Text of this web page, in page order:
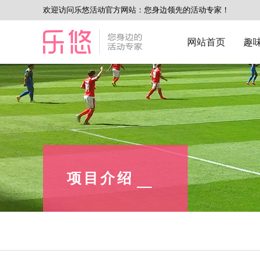
欢迎访问乐悠活动官方网站：您身边领先的活动专家！
网站首页 趣
项目介绍